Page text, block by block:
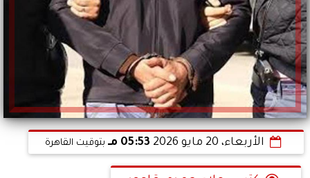
الأربعاء، 20 مايو 2026 05:53 مـ بتوقيت القاهرة